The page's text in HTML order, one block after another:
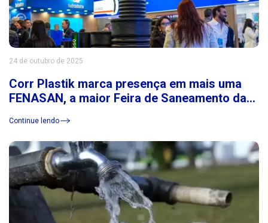
24 de outubro de 2025
Corr Plastik marca presença em mais uma
FENASAN, a maior Feira de Saneamento da
Continue lendo